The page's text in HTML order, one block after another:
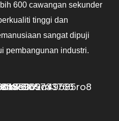
600 cawangan sekunder
tinggi dan
sangat dipuji
pembangunan industri.